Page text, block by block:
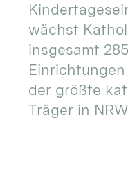
wächst
insgesamt 285
der größte
Träger in